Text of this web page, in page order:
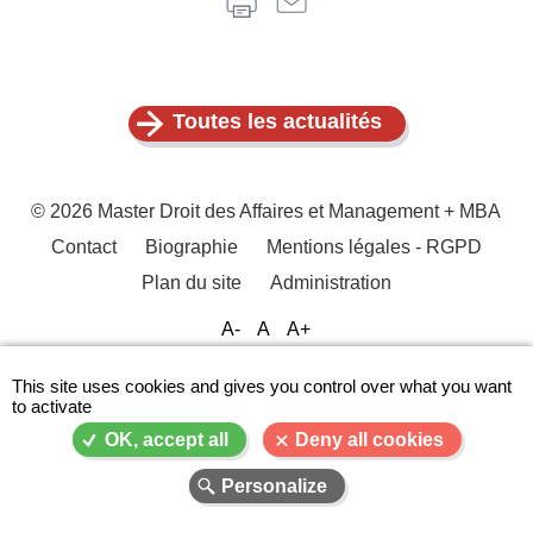
Toutes les actualités
© 2026 Master Droit des Affaires et Management + MBA
Contact Biographie
Mentions légales - RGPD
Plan du site
Administration
A- A A+
This site uses cookies and gives you control over what you want
to activate
OK, accept all
Deny all cookies
Personalize